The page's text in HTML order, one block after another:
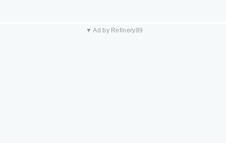
▼ Ad by Refinery89